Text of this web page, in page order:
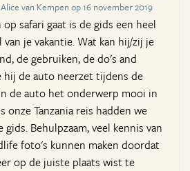
van Kempen op 16 november 2019
safari gaat is de gids een heel
je vakantie. Wat kan hij/zij je
de gebruiken, de do's and
hij de auto neerzet tijdens de
de auto het onderwerp mooi in
onze Tanzania reis hadden we
Behulpzaam, veel kennis van
foto's kunnen maken doordat
op de juiste plaats wist te